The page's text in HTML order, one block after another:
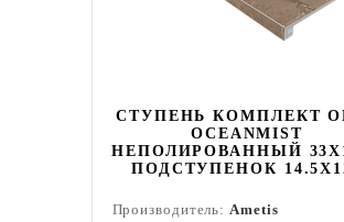
СТУПЕНЬ КОМПЛЕКТ
OCEANMIST
НЕПОЛИРОВАННЫЙ
ПОДСТУПЕНОК
Производитель:Ametis